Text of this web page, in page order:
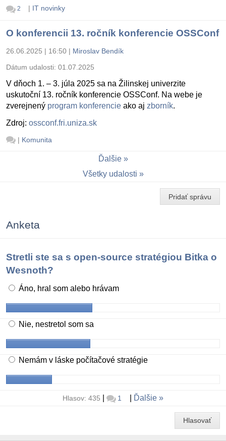
2 | IT novinky
O konferencii 13. ročník konferencie OSSConf
26.06.2025 | 16:50 | Miroslav Bendík
Dátum udalosti: 01.07.2025
V dňoch 1. – 3. júla 2025 sa na Žilinskej univerzite
uskutoční 13. ročník konferencie OSSConf. Na webe je
zverejnený program konferencie ako aj zborník.
Zdroj: ossconf.fri.uniza.sk
| Komunita
Ďalšie
Všetky udalosti
Pridať správu
Anketa
Stretli ste sa s open-source stratégiou Bitka o
Wesnoth?
Áno, hral som alebo hrávam
Nie, nestretol som sa
Nemám v láske počítačové stratégie
Hlasov: 435 1 Ďalšie
Hlasovať